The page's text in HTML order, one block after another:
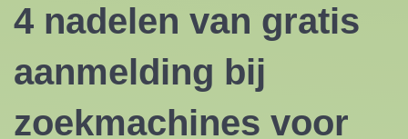
4 nadelen van gratis
aanmelding bij
zoekmachines voor